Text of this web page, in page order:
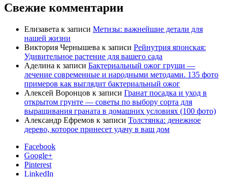
Свежие комментарии
Елизавета к записи Метизы: важнейшие детали для
нашей жизни
Виктория Чернышева к записи Рейнутрия японская:
Удивительное растение для вашего сада
Аделина к записи Бактериальный ожог груши —
лечение современные и народными методами. 135 фото
примеров как выглядит бактериальный ожог
Алексей Воронцов к записи Гранат посадка и уход в
открытом грунте — советы по выбору сорта для
выращивания граната в домашних условиях (100 фото)
Александр Ефремов к записи Толстянка: денежное
дерево, которое принесет удачу в ваш дом
Facebook
Google+
Pinterest
LinkedIn